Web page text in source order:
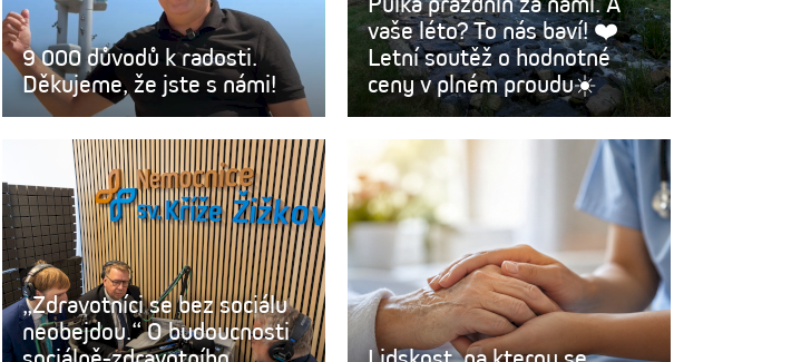
9 000 důvodů k radosti.
Děkujeme, že jste s námi!
vaše léto? To nás baví! ❤️
Letní soutěž o hodnotné
ceny v plném proudu☀️
„Zdravotníci se bez sociálu
neobejdou.“ O budoucnosti